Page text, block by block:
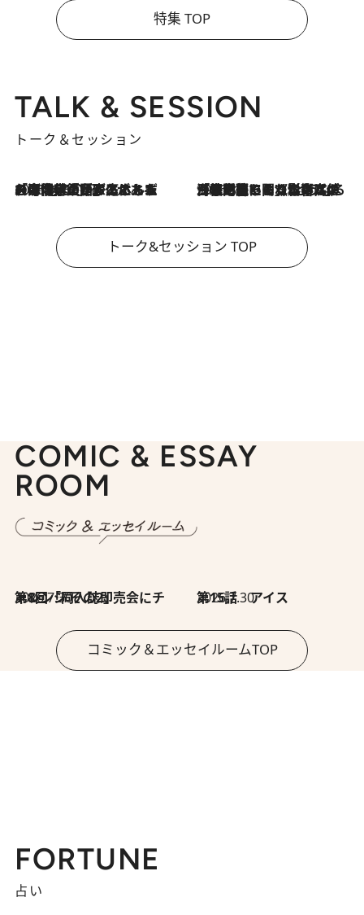
特集 TOP
TALK & SESSION
トーク＆セッション
2026.8.3
「今後値上げがあるとすれば…」「リスクがあるのは今年の冬」エネルギー専門家が語る、ホルムズ海峡封鎖が家庭にもたらす“ある心配” 2026.8.3
「住宅建てられない…」「サーチャージ料の高値が続いている」ホルムズ海峡封鎖による影響はいつまで続く？《エネルギー専門家に聞く“どうなる日本の暮らし”》
トーク&セッション TOP
COMIC & ESSAY
ROOM
2026.7.30
第8回「同人誌即売会にチャレンジ その2」 2026.7.30
第15話 アイス
コミック＆エッセイルームTOP
FORTUNE
占い